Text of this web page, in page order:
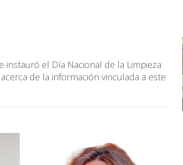
el Día Nacional de la Limpieza
de la información vinculada a este